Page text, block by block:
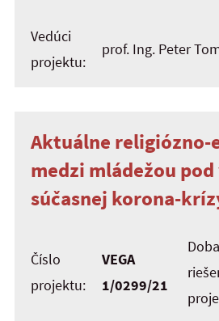
Vedúci
projektu:
prof. Ing. Peter
Aktuálne religiózno-
medzi mládežou
súčasnej korona-
Číslo
projektu:
VEGA
1/0299/21
Doba